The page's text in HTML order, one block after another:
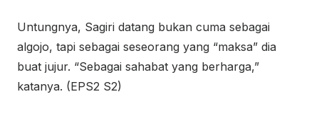
Untungnya, Sagiri datang bukan cuma sebagai
algojo, tapi sebagai seseorang yang “maksa” dia
buat jujur. “Sebagai sahabat yang berharga,”
katanya. (EPS2 S2)